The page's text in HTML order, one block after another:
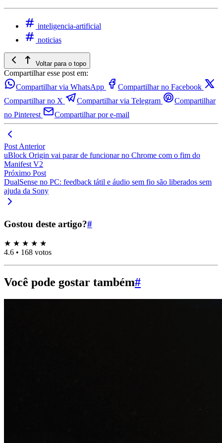
inteligencia-artificial
noticias
Voltar para o topo
Compartilhar esse post em:
Compartilhar via WhatsApp
Compartilhar no Facebook
Compartilhar no X
Compartilhar via Telegram
Compartilhar
no Pinterest
Compartilhar por e-mail
Post Anterior
uBlock Origin vai parar de funcionar no Chrome com o fim do
Manifest V2
Próximo Post
DualSense no PC: feedback tátil e áudio sem fio são liberados sem
ajuda da Sony
Gostou deste artigo?#
★ ★ ★ ★ ★
4.6 • 168 votos
Você pode gostar também#